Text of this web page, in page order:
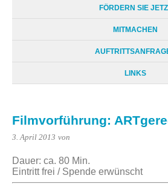
FÖRDERN SIE
MITMACHEN
LINKS
Filmvorführung:
3. April 2013 von
Dauer: ca. 80 Min.
Eintritt frei / Spende erwünscht